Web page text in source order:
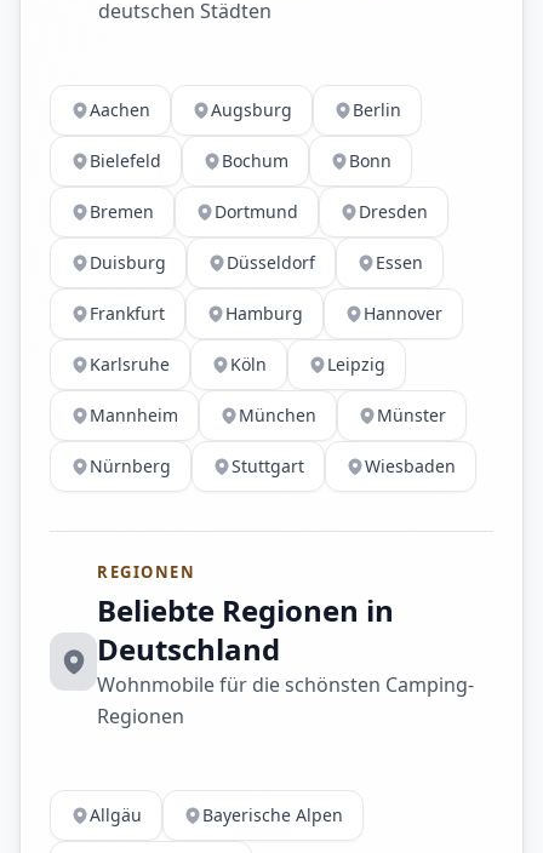
deutschen Städten
Aachen Augsburg Berlin
Bielefeld Bochum Bonn
Bremen Dortmund Dresden
Duisburg Düsseldorf Essen
Frankfurt Hamburg Hannover
Karlsruhe Köln Leipzig
Mannheim München Münster
Nürnberg Stuttgart Wiesbaden
REGIONEN
Beliebte Regionen in
Deutschland
Wohnmobile für die schönsten Camping-
Regionen
Allgäu Bayerische Alpen